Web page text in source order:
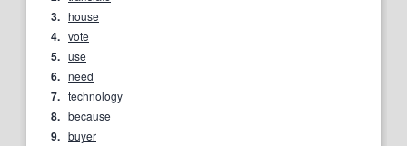
3. house
4. vote
5. use
6. need
7. technology
8. because
9. buyer